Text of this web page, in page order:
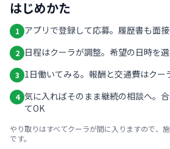
はじめかた
1 アプリで登録して応募。履歴書も面
2 日程はクーラが調整。希望の日時を
3 1日働いてみる。報酬と交通費はクー
4 気に入ればそのまま継続の相談へ。
てOK
やり取りはすべてクーラが間に入りますので、
です。